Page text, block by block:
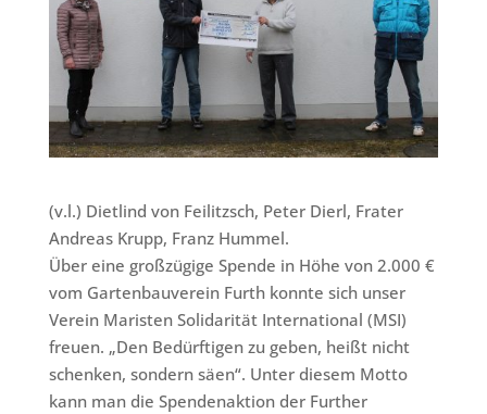
(v.l.) Dietlind von Feilitzsch, Peter Dierl, Frater
Andreas Krupp, Franz Hummel.
Über eine großzügige Spende in Höhe von 2.000 €
vom Gartenbauverein Furth konnte sich unser
Verein Maristen Solidarität International (MSI)
freuen. „Den Bedürftigen zu geben, heißt nicht
schenken, sondern säen“. Unter diesem Motto
kann man die Spendenaktion der Further